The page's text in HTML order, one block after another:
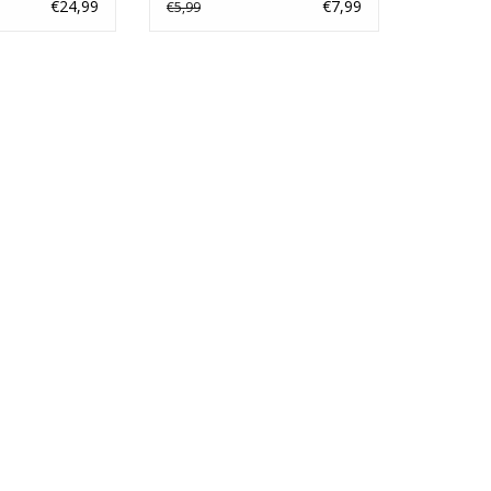
€24,99 €5,99 €7,99